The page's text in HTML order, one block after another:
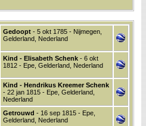
Gedoopt - 5 okt 1785 - Nijmegen,
Gelderland, Nederland
Kind - Elisabeth Schenk - 6 okt
1812 - Epe, Gelderland, Nederland
Kind - Hendrikus Kreemer Schenk
- 22 jan 1815 - Epe, Gelderland,
Nederland
Getrouwd - 16 sep 1815 - Epe,
Gelderland, Nederland